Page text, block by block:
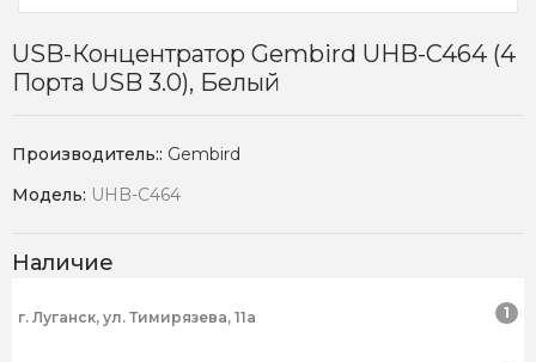
USB-Концентратор Gembird UHB-C464 (4
Порта USB 3.0), Белый
Производитель:: Gembird
Модель: UHB-C464
Наличие
г. Луганск, ул. Тимирязева, 11а 1